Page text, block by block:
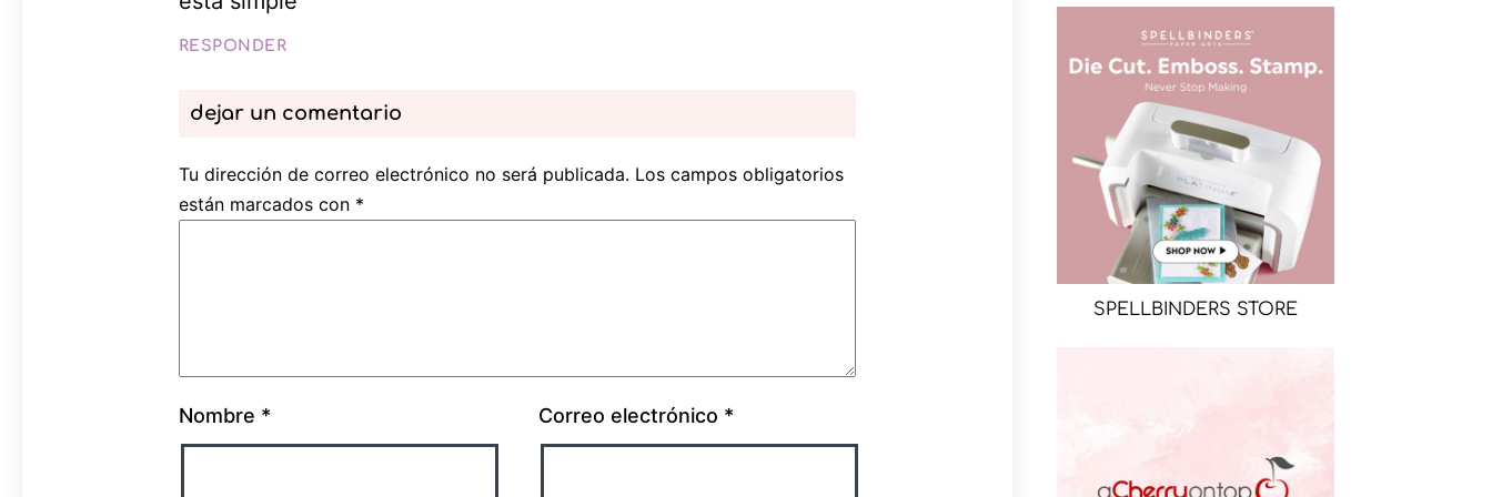
RESPONDER
dejar un comentario
Tu dirección de correo electrónico no será publicada. Los campos obligatorios
están marcados con *
Nombre * Correo electrónico *
SPELLBINDERS STORE